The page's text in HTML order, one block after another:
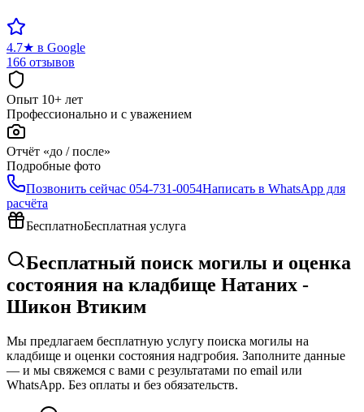
4.7★ в Google
166 отзывов
Опыт 10+ лет
Профессионально и с уважением
Отчёт «до / после»
Подробные фото
Позвонить сейчас 054-731-0054Написать в WhatsApp для
расчёта
БесплатноБесплатная услуга
Бесплатный поиск могилы и оценка
состояния на кладбище Натаних -
Шикон Втиким
Мы предлагаем бесплатную услугу поиска могилы на
кладбище и оценки состояния надгробия. Заполните данные
— и мы свяжемся с вами с результатами по email или
WhatsApp. Без оплаты и без обязательств.